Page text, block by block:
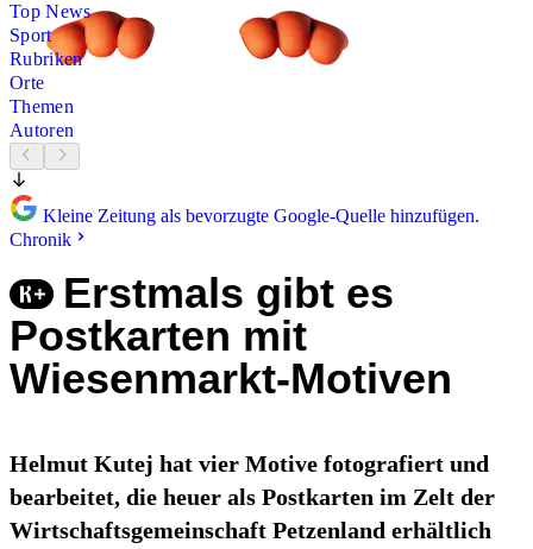
Top News
Sport
Rubriken
Orte
Themen
Autoren
Kleine Zeitung als bevorzugte Google-Quelle hinzufügen.
Chronik
Erstmals gibt es
Postkarten mit
Wiesenmarkt-Motiven
Helmut Kutej hat vier Motive fotografiert und
bearbeitet, die heuer als Postkarten im Zelt der
Wirtschaftsgemeinschaft Petzenland erhältlich